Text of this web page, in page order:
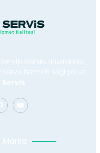
olarak, arızalarınızı
hizmeti sağlıyoruz.
Marka